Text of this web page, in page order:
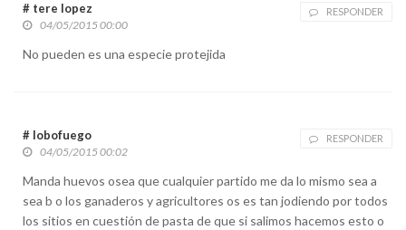
# tere lopez RESPONDER
04/05/2015 00:00
No pueden es una especie protejida
# lobofuego RESPONDER
04/05/2015 00:02
Manda huevos osea que cualquier partido me da lo mismo sea a
sea b o los ganaderos y agricultores os es tan jodiendo por todos
los sitios en cuestión de pasta de que si salimos hacemos esto o